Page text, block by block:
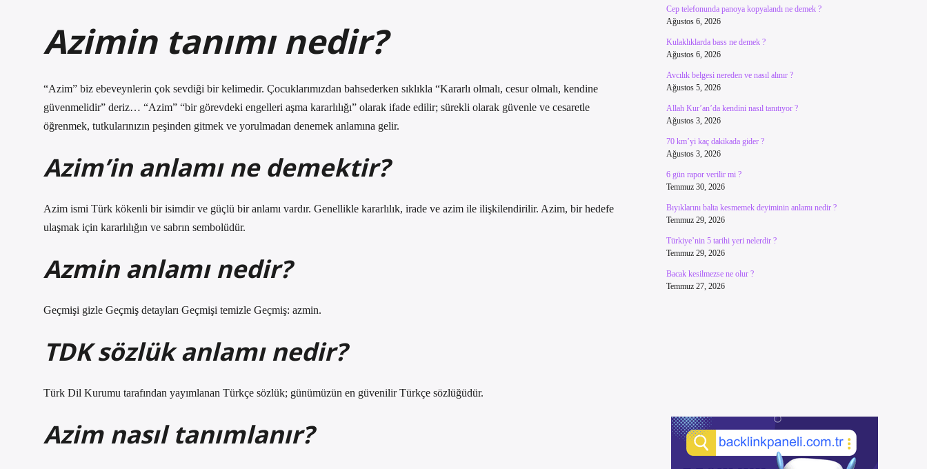
Azimin tanımı nedir?
“Azim” biz ebeveynlerin çok sevdiği bir kelimedir. Çocuklarımızdan bahsederken sıklıkla “Kararlı olmalı, cesur olmalı, kendine
güvenmelidir” deriz… “Azim” “bir görevdeki engelleri aşma kararlılığı” olarak ifade edilir; sürekli olarak güvenle ve cesaretle
öğrenmek, tutkularınızın peşinden gitmek ve yorulmadan denemek anlamına gelir.
Azim’in anlamı ne demektir?
Azim ismi Türk kökenli bir isimdir ve güçlü bir anlamı vardır. Genellikle kararlılık, irade ve azim ile ilişkilendirilir. Azim, bir hedefe
ulaşmak için kararlılığın ve sabrın sembolüdür.
Azmin anlamı nedir?
Geçmişi gizle Geçmiş detayları Geçmişi temizle Geçmiş: azmin.
TDK sözlük anlamı nedir?
Türk Dil Kurumu tarafından yayımlanan Türkçe sözlük; günümüzün en güvenilir Türkçe sözlüğüdür.
Azim nasıl tanımlanır?
Cep telefonunda panoya kopyalandı ne demek ?
Ağustos 6, 2026
Kulaklıklarda bass ne demek ?
Ağustos 6, 2026
Avcılık belgesi nereden ve nasıl alınır ?
Ağustos 5, 2026
Allah Kur’an’da kendini nasıl tanıtıyor ?
Ağustos 3, 2026
70 km’yi kaç dakikada gider ?
Ağustos 3, 2026
6 gün rapor verilir mi ?
Temmuz 30, 2026
Bıyıklarını balta kesmemek deyiminin anlamı nedir ?
Temmuz 29, 2026
Türkiye’nin 5 tarihi yeri nelerdir ?
Temmuz 29, 2026
Bacak kesilmezse ne olur ?
Temmuz 27, 2026